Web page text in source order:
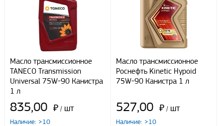
Северо-Кавказский федеральный округ
Южный федеральный округ
Способы оплаты
Наличными
При получении груза
Безналичный расчет
Я даю свое согласие ООО «Улисс» на обработку моих
персональных данных, в соответствии с федеральным законом от
Масло трансмиссионное
TANECO Transmission
Universal 75W-90 Канистра
1 л
835,00 ₽ / шт
Наличие: >10
Масло трансмиссионное
Роснефть Kinetic Hypoid
75W-90 Канистра 1 л
527,00 ₽ / шт
Наличие: >10